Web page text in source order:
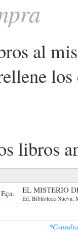
al
libros
EL MISTERIO
Ed. Biblioteca Nueva.